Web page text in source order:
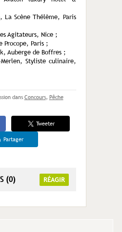
La Scène Thélème, Paris
Agitateurs, Nice ;
Procope, Paris ;
Auberge de Boffres ;
Merlen, Styliste culinaire,
dans Concours, Pêche
Tweeter
Partager
(0) RÉAGIR